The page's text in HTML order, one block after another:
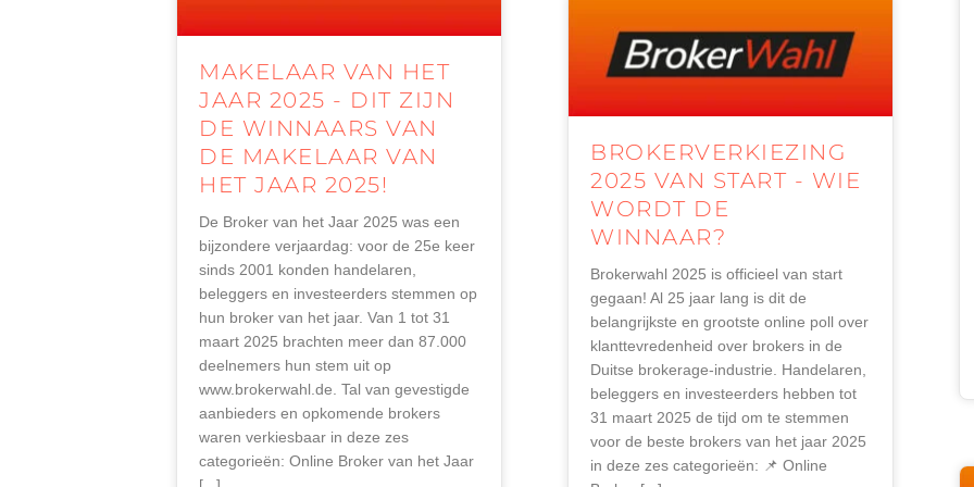
MAKELAAR VAN HET
JAAR 2025 - DIT ZIJN
DE WINNAARS VAN
DE MAKELAAR VAN
HET JAAR 2025!
De Broker van het Jaar 2025 was een
bijzondere verjaardag: voor de 25e keer
sinds 2001 konden handelaren,
beleggers en investeerders stemmen op
hun broker van het jaar. Van 1 tot 31
maart 2025 brachten meer dan 87.000
deelnemers hun stem uit op
www.brokerwahl.de. Tal van gevestigde
aanbieders en opkomende brokers
waren verkiesbaar in deze zes
categorieën: Online Broker van het Jaar
BROKERVERKIEZING
2025 VAN START - WIE
WORDT DE
WINNAAR?
Brokerwahl 2025 is officieel van start
gegaan! Al 25 jaar lang is dit de
belangrijkste en grootste online poll over
klanttevredenheid over brokers in de
Duitse brokerage-industrie. Handelaren,
beleggers en investeerders hebben tot
31 maart 2025 de tijd om te stemmen
voor de beste brokers van het jaar 2025
in deze zes categorieën: 📌 Online